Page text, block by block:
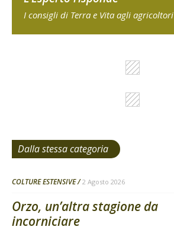
I consigli di Terra e Vita agli agricoltori
Dalla stessa categoria
COLTURE ESTENSIVE 2 Agosto 2026
Orzo, un’altra stagione da
incorniciare